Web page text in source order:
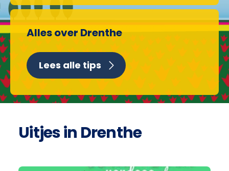
Alles over Drenthe
Lees alle tips
Uitjes in Drenthe